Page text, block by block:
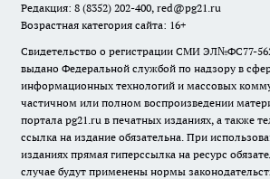
Редакция: 8 (8352) 202-400, red@pg21.ru
Возрастная категория сайта: 16+
Свидетельство о регистрации СМИ ЭЛ№ФС77-
выдано Федеральной службой по надзору в
информационных технологий и массовых
частичном или полном воспроизведении
портала pg21.ru в печатных изданиях, а также
ссылка на издание обязательна. При
изданиях прямая гиперссылка на ресурс
случае будут применены нормы